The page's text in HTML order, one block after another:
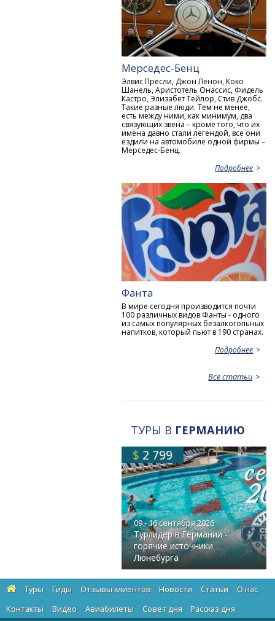
Мерседес-Бенц
Элвис Пресли, Джон Ленон, Коко
Шанель, Аристотель Онассис, Фидель
Кастро, Элизабет Тейлор, Стив Джобс.
Такие разные люди. Тем не менее,
есть между ними, как минимум, два
связующих звена – кроме того, что их
имена давно стали легендой, все они
ездили на автомобиле одной фирмы –
Мерседес-Бенц.
Подробнее
Фанта
В мире сегодня производится почти
100 различных видов Фанты - одного
из самых популярных безалкогольных
напитков, который пьют в 190 странах.
Подробнее
Все статьи
ТУРЫ В ГЕРМАНИЮ
$ 2 799
09 - 16 сентября 2026
Турлидер в Германии -
горячие источники
Люнебурга
Туры Гиды Отзывы клиентов Новости Статьи
О нас
Контакты
Видео Авиабилеты Cовет дня Рассказ дня